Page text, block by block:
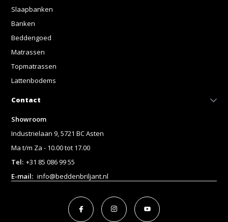
Slaapbanken
Banken
Beddengoed
Matrassen
Topmatrassen
Lattenbodems
Contact
Showroom
Industrielaan 9, 5721 BC Asten
Ma t/m Za - 10.00 tot 17.00
Tel: +31 85 086 99 55
E-mail: info@beddenbriljant.nl